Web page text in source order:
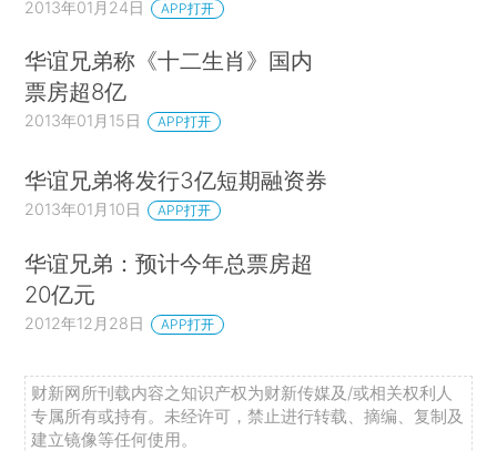
2013年01月24日 APP打开
华谊兄弟称《十二生肖》国内
票房超8亿
2013年01月15日 APP打开
华谊兄弟将发行3亿短期融资券
2013年01月10日 APP打开
华谊兄弟：预计今年总票房超
20亿元
2012年12月28日 APP打开
财新网所刊载内容之知识产权为财新传媒及/或相关权利人
专属所有或持有。未经许可，禁止进行转载、摘编、复制及
建立镜像等任何使用。